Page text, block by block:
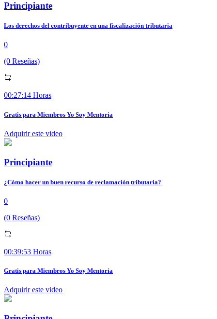
Principiante
Los derechos del contribuyente en una fiscalización tributaria
0
(0 Reseñas)
00:27:14 Horas
Gratis para Miembros Yo Soy Mentoria
Adquirir este video
Principiante
¿Cómo hacer un buen recurso de reclamación tributaria?
0
(0 Reseñas)
00:39:53 Horas
Gratis para Miembros Yo Soy Mentoria
Adquirir este video